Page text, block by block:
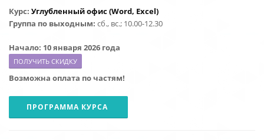
Курс: Углубленный офис (Word, Excel)
Группа по выходным: сб., вс.; 10.00-12.30
Начало: 10 января 2026 года
ПОЛУЧИТЬ СКИДКУ
Возможна оплата по частям!
ПРОГРАММА КУРСА